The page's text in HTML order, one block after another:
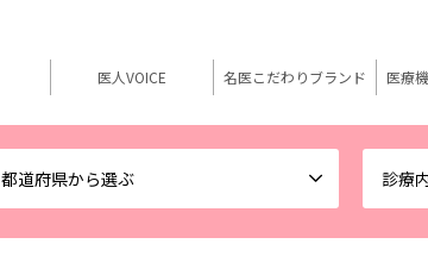
都道府県から選ぶ 診療
医人VOICE 名医こだわりブランド 医療